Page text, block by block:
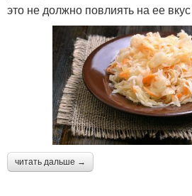
это не должно повлиять на ее
читать дальше →